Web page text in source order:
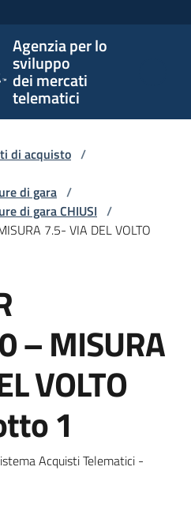
Agenzia per lo
sviluppo
dei mercati
telematici
di acquisto /
di gara /
di gara CHIUSI /
7.5- VIA DEL VOLTO
– MISURA
VOLTO
1
Acquisti Telematici -